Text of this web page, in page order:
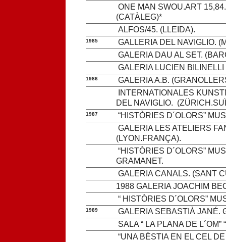
ONE MAN SWOU.ART
(CATÀLEG)*
ALFOS/45. (LLEIDA).
1985
GALLERIA DEL NAVIGLIO.
GALERIA DAU AL SET.
GALERIA LUCIEN
1986
GALERIA A.B.
INTERNATIONALES
DEL NAVIGLIO.
1987
“HISTÒRIES D´OLORS”
GALERIA LES ATELIERS
(LYON.FRANÇA).
“HISTÒRIES D´OLORS”
GRAMANET.
GALERIA CANALS. (SANT
1988 GALERIA JOACHIM
“ HISTÒRIES D´OLORS”
1989
GALERIA SEBASTIÀ JANÉ.
SALA “ LA PLANA DE
“UNA BÈSTIA EN EL CEL